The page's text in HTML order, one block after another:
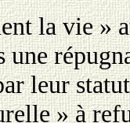
la vie »
une
leur
» à